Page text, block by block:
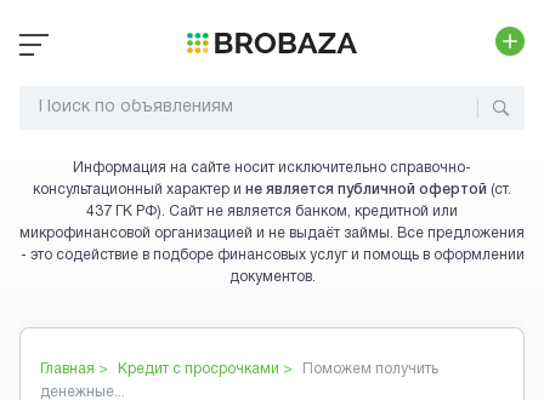
Информация на сайте носит исключительно справочно-
консультационный характер и не является публичной офертой (ст.
437 ГК РФ). Сайт не является банком, кредитной или
микрофинансовой организацией и не выдаёт займы. Все предложения
- это содействие в подборе финансовых услуг и помощь в оформлении
документов.
Главная > Кредит с просрочками >
Поможем получить
денежные...